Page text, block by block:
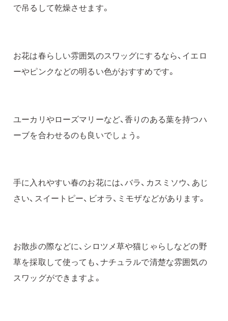
で吊るして乾燥させます。
お花は春らしい雰囲気のスワッグにするなら、イエロ
ーやピンクなどの明るい色がおすすめです。
ユーカリやローズマリーなど、香りのある葉を持つハ
ーブを合わせるのも良いでしょう。
手に入れやすい春のお花には、バラ、カスミソウ、あじ
さい、スイートピー、ビオラ、ミモザなどがあります。
お散歩の際などに、シロツメ草や猫じゃらしなどの野
草を採取して使っても、ナチュラルで清楚な雰囲気の
スワッグができますよ。